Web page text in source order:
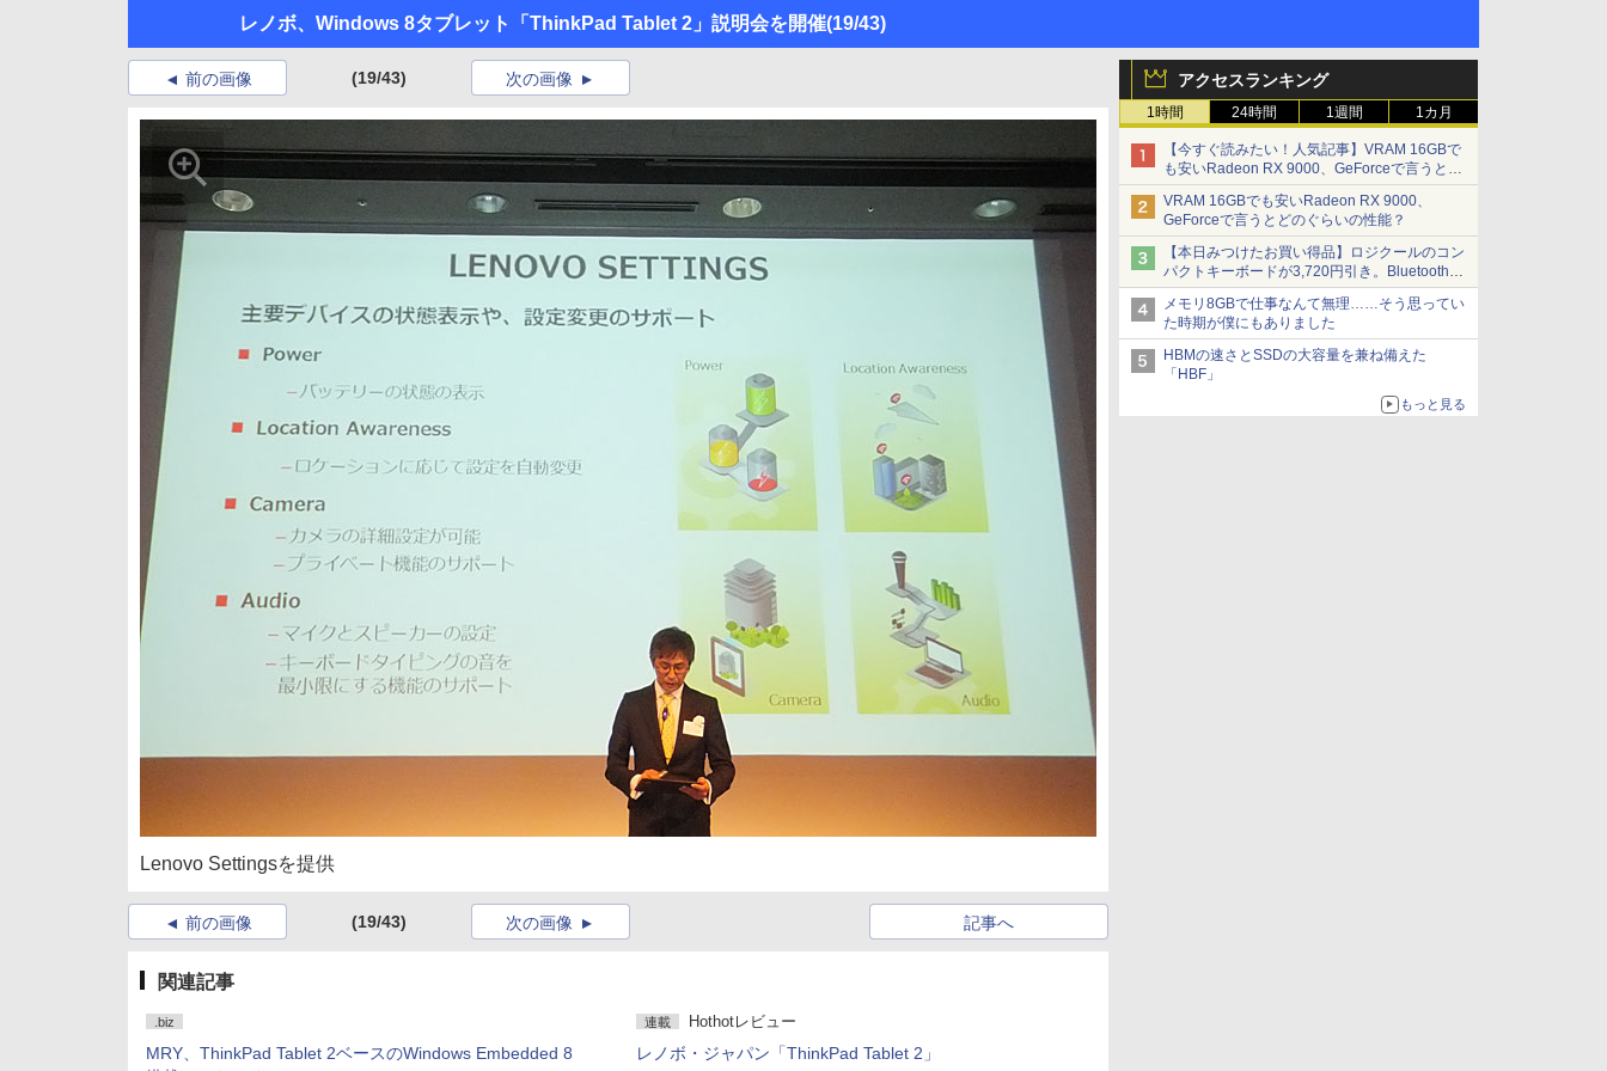
レノボ、Windows 8タブレット「ThinkPad Tablet 2」説明会を開催(19/43)
アクセスランキング
1時間 24時間 1週間 1カ月
【今すぐ読みたい！人気記事】VRAM 16GBで
も安いRadeon RX 9000、GeForceで言うとど
のぐらいの性能？ - PC Watch
VRAM 16GBでも安いRadeon RX 9000、
GeForceで言うとどのぐらいの性能？
【本日みつけたお買い得品】ロジクールのコン
パクトキーボードが3,720円引き。Bluetoothで3
台接続対応
メモリ8GBで仕事なんて無理……そう思ってい
た時期が僕にもありました
HBMの速さとSSDの大容量を兼ね備えた
「HBF」
もっと見る
前の画像 (19/43) 次の画像
Lenovo Settingsを提供
前の画像 (19/43) 記事へ
次の画像
関連記事
.biz
MRY、ThinkPad Tablet 2ベースのWindows Embedded 8
連載 Hothotレビュー
レノボ・ジャパン「ThinkPad Tablet 2」